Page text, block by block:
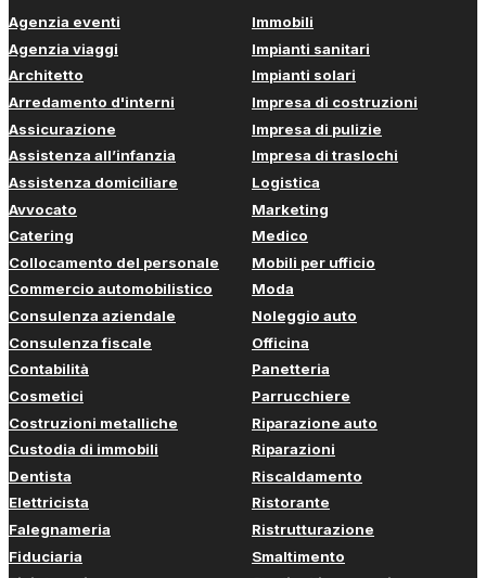
Agenzia eventi
Agenzia viaggi
Architetto
Arredamento d'interni
Assicurazione
Assistenza all’infanzia
Assistenza domiciliare
Avvocato
Catering
Collocamento del personale
Commercio automobilistico
Consulenza aziendale
Consulenza fiscale
Contabilità
Cosmetici
Costruzioni metalliche
Custodia di immobili
Dentista
Elettricista
Falegnameria
Fiduciaria
Immobili
Impianti sanitari
Impianti solari
Impresa di costruzioni
Impresa di pulizie
Impresa di traslochi
Logistica
Marketing
Medico
Mobili per ufficio
Moda
Noleggio auto
Officina
Panetteria
Parrucchiere
Riparazione auto
Riparazioni
Riscaldamento
Ristorante
Ristrutturazione
Smaltimento